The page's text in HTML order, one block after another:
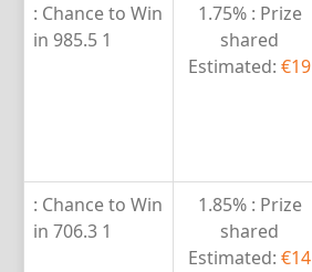
Prize :
1.75%
shared
Estimated: €19
Chance to Win :
1 in 985.5
Prize :
1.85%
shared
Estimated: €14
Chance to Win :
1 in 706.3